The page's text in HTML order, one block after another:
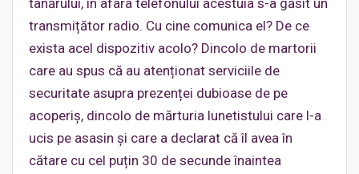
tânărului, în afara telefonului acestuia s-a găsit un
transmițător radio. Cu cine comunica el? De ce
exista acel dispozitiv acolo? Dincolo de martorii
care au spus că au atenționat serviciile de
securitate asupra prezenței dubioase de pe
acoperiș, dincolo de mărturia lunetistului care l-a
ucis pe asasin și care a declarat că îl avea în
cătare cu cel puțin 30 de secunde înaintea